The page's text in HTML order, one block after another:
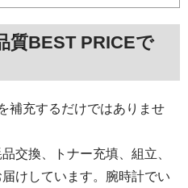
質BEST PRICEで
補充するだけではありませ
交換、トナー充填、組立、
けしています。腕時計でい